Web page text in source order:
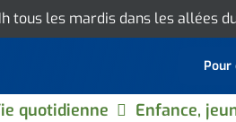
tous les mardis dans les allées
Pour
quotidienne Enfance,